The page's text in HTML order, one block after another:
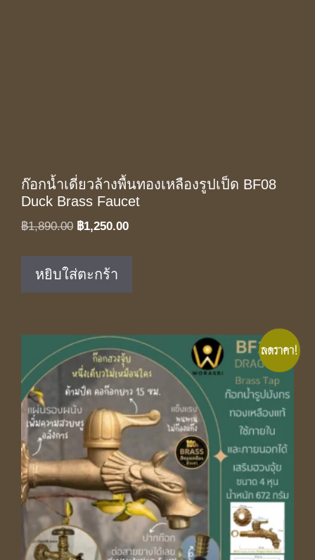
ก๊อกน้ำเดี่ยวล้างพื้นทองเหลืองรูปเป็ด BF08
Duck Brass Faucet
฿1,890.00 Original
฿1,890.00.
฿1,250.00Current
หยิบใส่ตะกร้า
ลดราคา!